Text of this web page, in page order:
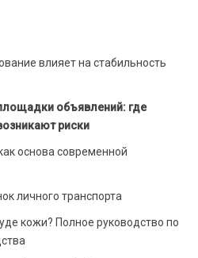
влияет на стабильность
объявлений: где
риски
основа современной
личного транспорта
кожи? Полное руководство по